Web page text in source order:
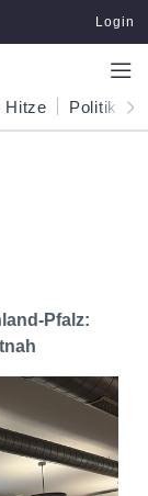
Login
Hitze Politik
Pfalz: